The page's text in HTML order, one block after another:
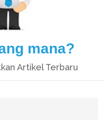
mana?
Artikel Terbaru